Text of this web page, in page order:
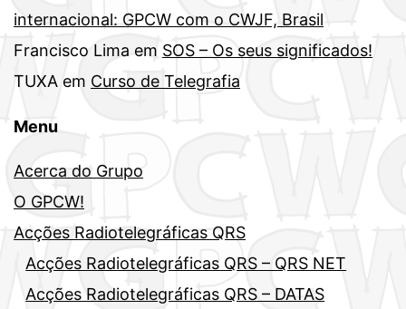
internacional: GPCW com o CWJF, Brasil
Francisco Lima em SOS – Os seus significados!
TUXA em Curso de Telegrafia
Menu
Acerca do Grupo
O GPCW!
Acções Radiotelegráficas QRS
Acções Radiotelegráficas QRS – QRS NET
Acções Radiotelegráficas QRS – DATAS